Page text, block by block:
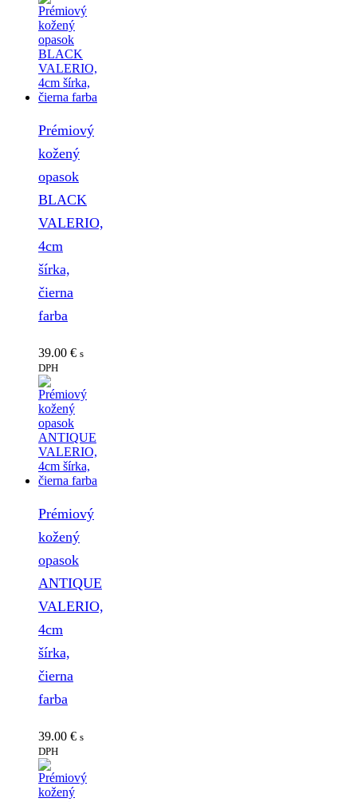
Prémiový
kožený
opasok
BLACK
VALERIO,
4cm
šírka,
čierna
farba
39.00 € s
DPH
Prémiový
kožený
opasok
ANTIQUE
VALERIO,
4cm
šírka,
čierna
farba
39.00 € s
DPH